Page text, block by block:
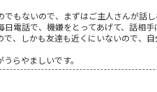
もないので、まずはご主人さんが話
電話で、機嫌をとってあげて、話相
、しかも友達も近くにいないので、
らやましいです。